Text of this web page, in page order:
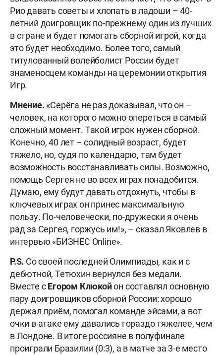
Рио давать советы и хлопать в ладоши – 40-
летний доигровщик по-прежнему один из лучших
в стране и будет помогать сборной игрой, когда
это будет необходимо. Более того, самый
титулованный волейболист России будет
знаменосцем команды на церемонии открытия
Игр.
Мнение. «Серёга не раз доказывал, что он –
человек, на которого можно опереться в самый
сложный момент. Такой игрок нужен сборной.
Конечно, 40 лет – солидный возраст, будет
тяжело, но, судя по календарю, там будет
возможность восстанавливать силы. Возможно,
помощь Сергея не во всех играх понадобится.
Думаю, ему будут давать отдохнуть, чтобы в
ключевых играх он принес максимальную
пользу. По-человечески, по-дружески я очень
рад за Сергея, горжусь им!», – сказал Яковлев в
интервью «БИЗНЕС Online».
P.S. Со своей последней Олимпиады, как и с
дебютной, Тетюхин вернулся без медали.
Вместе сЕгором Клюкойон составлял основную
пару доигровщиков сборной России: хорошо
держал приём, помогал команде эйсами, а вот
очки в атаке ему давались гораздо тяжелее, чем
в Лондоне. В итоге россияне в полуфинале
проиграли Бразилии (0:3), а в матче за 3-е место